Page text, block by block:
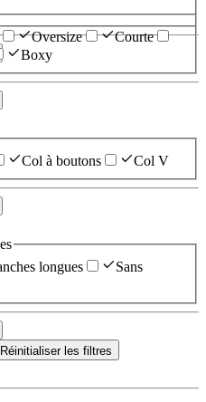
Oversize
Courte
Boxy
Col à boutons Col V
longues
Sans
Réinitialiser les filtres